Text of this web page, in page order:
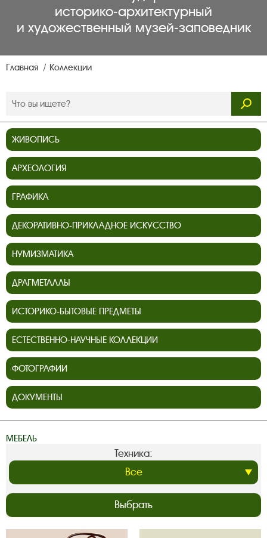
историко‑архитектурный
и художественный музей‑заповедник
Главная Коллекции
ЖИВОПИСЬ
АРХЕОЛОГИЯ
ГРАФИКА
ДЕКОРАТИВНО-ПРИКЛАДНОЕ ИСКУССТВО
НУМИЗМАТИКА
ДРАГМЕТАЛЛЫ
ИСТОРИКО-БЫТОВЫЕ ПРЕДМЕТЫ
ЕСТЕСТВЕННО-НАУЧНЫЕ КОЛЛЕКЦИИ
ФОТОГРАФИИ
ДОКУМЕНТЫ
МЕБЕЛЬ
Техника:
Выбрать